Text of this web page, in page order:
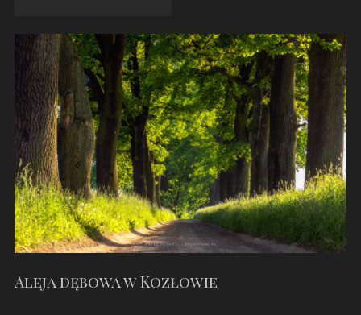
Aleja dębowa w Kozłowie